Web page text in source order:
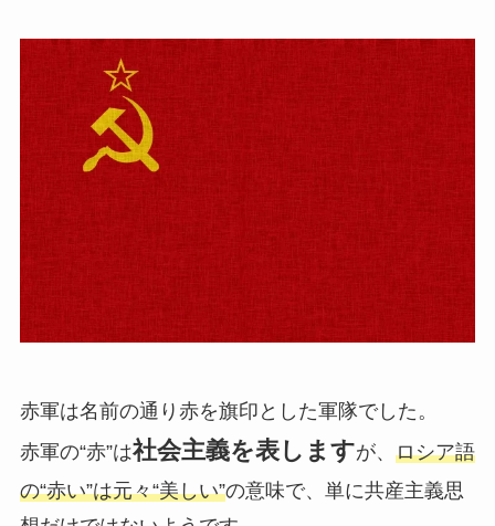
赤軍は名前の通り赤を旗印とした軍隊でした。
赤軍の“赤”は社会主義を表しますが、 ロシア語
の“赤い”は元々“美しい”の意味で、単に共産主義思